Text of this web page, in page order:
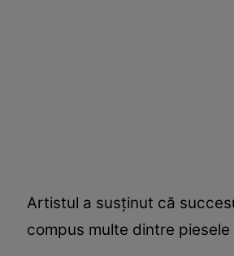
Artistul a susținut că
compus multe dintre